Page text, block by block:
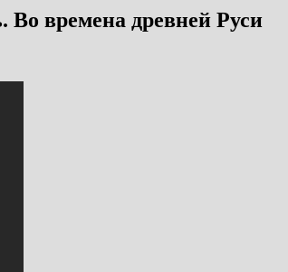
времена древней Руси